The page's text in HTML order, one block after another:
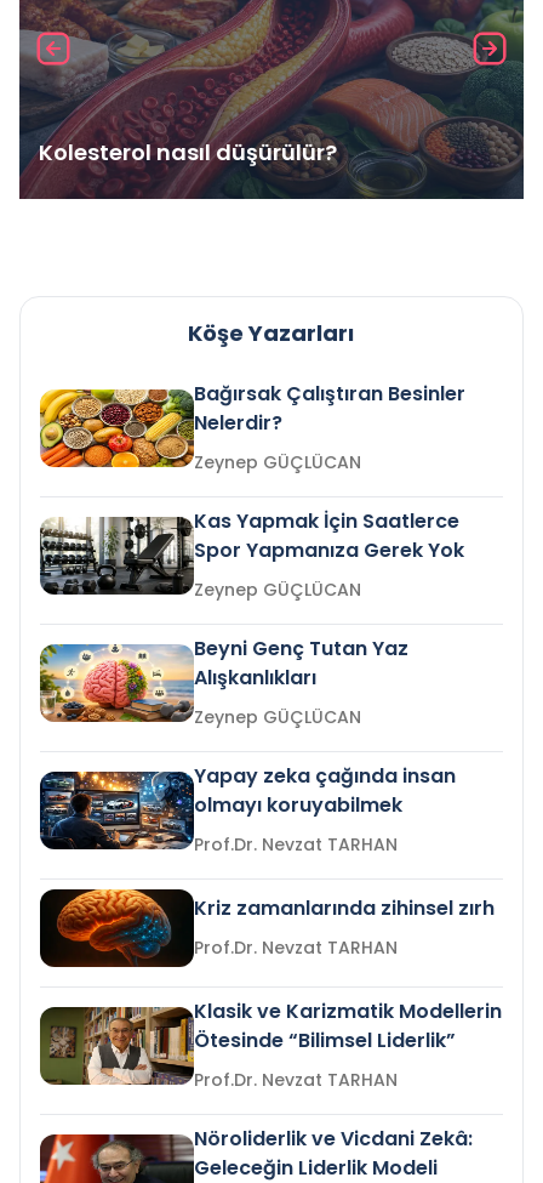
Kolesterol nasıl düşürülür?
Köşe Yazarları
Bağırsak Çalıştıran Besinler
Nelerdir?
Zeynep GÜÇLÜCAN
Kas Yapmak İçin Saatlerce
Spor Yapmanıza Gerek Yok
Zeynep GÜÇLÜCAN
Beyni Genç Tutan Yaz
Alışkanlıkları
Zeynep GÜÇLÜCAN
Yapay zeka çağında insan
olmayı koruyabilmek
Prof.Dr. Nevzat TARHAN
Kriz zamanlarında zihinsel zırh
Prof.Dr. Nevzat TARHAN
Klasik ve Karizmatik Modellerin
Ötesinde “Bilimsel Liderlik”
Prof.Dr. Nevzat TARHAN
Nöroliderlik ve Vicdani Zekâ:
Geleceğin Liderlik Modeli